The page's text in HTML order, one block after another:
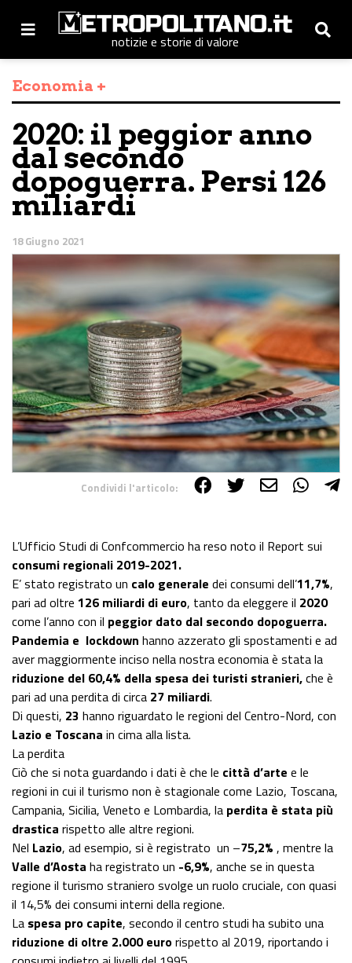
notizie e storie di valore
Economia +
2020: il peggior anno
dal secondo
dopoguerra. Persi 126
miliardi
18 Giugno 2021
Condividi l'articolo:
L’Ufficio Studi di Confcommercio ha reso noto il Report sui
consumi regionali 2019-2021.
E’ stato registrato un calo generale dei consumi dell’11,7%,
pari ad oltre 126 miliardi di euro, tanto da eleggere il 2020
come l’anno con il peggior dato dal secondo dopoguerra.
Pandemia e lockdown hanno azzerato gli spostamenti e ad
aver maggiormente inciso nella nostra economia è stata la
riduzione del 60,4% della spesa dei turisti stranieri,che è
pari ad una perdita di circa 27 miliardi.
Di questi, 23 hanno riguardato le regioni del Centro-Nord, con
Lazio e Toscana in cima alla lista.
La perdita
Ciò che si nota guardando i dati è che le città d’arte e le
regioni in cui il turismo non è stagionale come Lazio, Toscana,
Campania, Sicilia, Veneto e Lombardia, la perdita è stata più
drastica rispetto alle altre regioni.
Nel Lazio, ad esempio, si è registrato un –75,2% , mentre la
Valle d’Aosta ha registrato un -6,9%, anche se in questa
regione il turismo straniero svolge un ruolo cruciale, con quasi
il 14,5% dei consumi interni della regione.
La spesa pro capite, secondo il centro studi ha subito una
riduzione di oltre 2.000 eurorispetto al 2019, riportando i